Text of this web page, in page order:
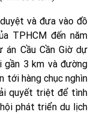
và đưa vào đồ
TPHCM đến năm
án Cầu Cần Giờ dự
gần 3 km và đường
tới hàng chục nghìn
quyết triệt để tình
phát triển du lịch